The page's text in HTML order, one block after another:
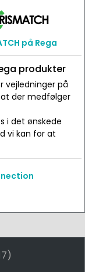
på Rega
produkter
vejledninger på
der medfølger
i det ønskede
vi kan for at